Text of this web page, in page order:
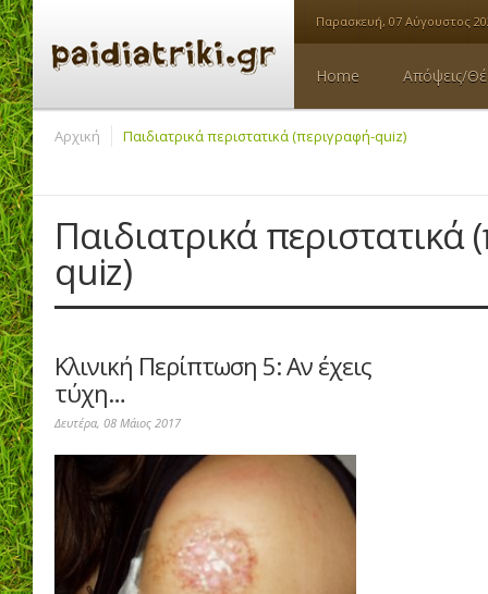
Παρασκευή, 07 Αύγουστος
Home Απόψεις/
Αρχική Παιδιατρικά περιστατικά (περιγραφή-quiz)
Παιδιατρικά περιστατικά
quiz)
Κλινική Περίπτωση 5: Αν έχεις
τύχη…
Δευτέρα, 08 Μάιος 2017